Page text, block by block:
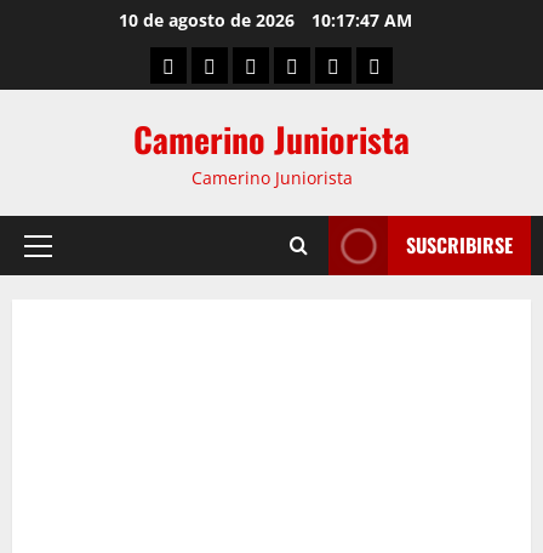
10 de agosto de 2026 10:17:48 AM
Camerino Juniorista
Camerino Juniorista
SUSCRIBIRSE